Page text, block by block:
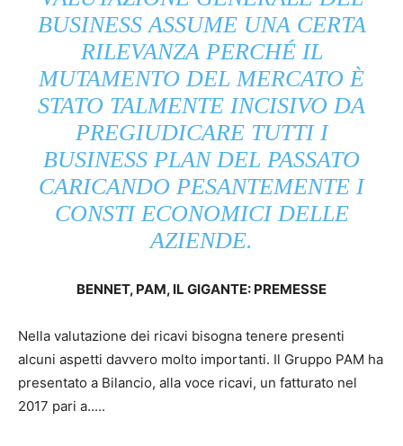
BUSINESS ASSUME UNA CERTA
RILEVANZA PERCHÉ IL
MUTAMENTO DEL MERCATO È
STATO TALMENTE INCISIVO DA
PREGIUDICARE TUTTI I
BUSINESS PLAN DEL PASSATO
CARICANDO PESANTEMENTE I
CONSTI ECONOMICI DELLE
AZIENDE.
BENNET, PAM, IL GIGANTE: PREMESSE
Nella valutazione dei ricavi bisogna tenere presenti
alcuni aspetti davvero molto importanti. Il Gruppo PAM ha
presentato a Bilancio, alla voce ricavi, un fatturato nel
2017 pari a.....